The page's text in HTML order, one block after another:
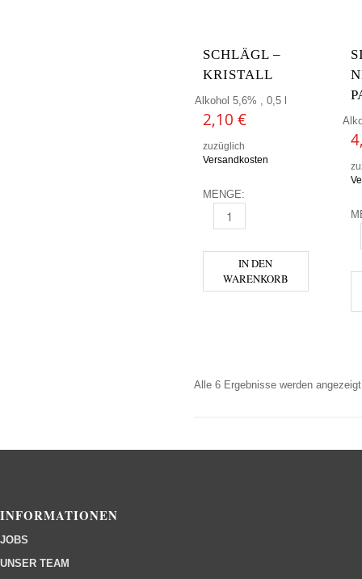
SCHLÄGL –
KRISTALL
Alkohol 5,6% , 0,5 l
2,10 €
zuzüglich
Versandkosten
MENGE:
SCHLÄGL - KRISTALL MENGE
IN DEN
WARENKORB
Alle 6 Ergebnisse werden angezeigt
INFORMATIONEN
JOBS
UNSER TEAM